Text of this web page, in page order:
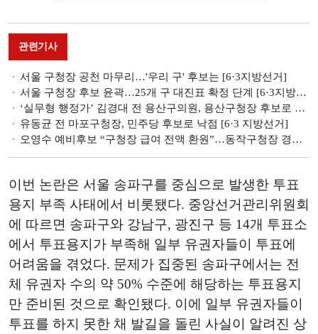
관련기사
서울 구청장 공천 마무리…'우리 구' 후보는 [6·3지방선거]
서울 구청장 후보 윤곽…25개 구 대진표 확정 단계 [6·3지방선거]
‘실무형 행정가’ 김경대 전 용산구의원, 용산구청장 후보로 낙점 [6·3지방선거]
유동균 전 마포구청장, 민주당 후보로 낙점 [6·3 지방선거]
오영수 예비후보 “구청장 급여 전액 환원”…동작구청장 경선 변수 [6·3지방선거]
이번 논란은 서울 송파구를 중심으로 발생한 투표
용지 부족 사태에서 비롯됐다. 중앙선거관리위원회
에 따르면 송파구와 강남구, 광진구 등 14개 투표소
에서 투표용지가 부족해 일부 유권자들이 투표에
어려움을 겪었다. 문제가 집중된 송파구에서는 전
체 유권자 수의 약 50% 수준에 해당하는 투표용지
만 준비된 것으로 확인됐다. 이에 일부 유권자들이
투표를 하지 못한 채 발길을 돌린 사실이 알려진 상